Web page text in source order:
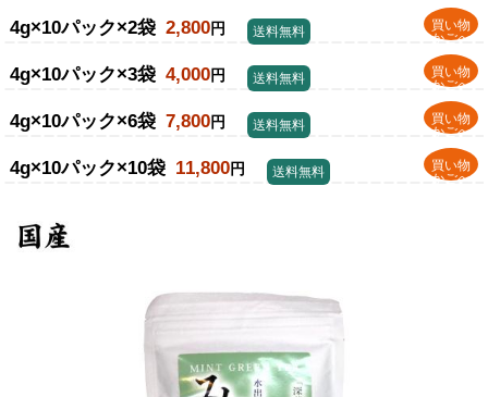
4g×10パック×2袋 2,800円
買い物
かごへ
送料無料
4g×10パック×3袋 4,000円
買い物
かごへ
送料無料
4g×10パック×6袋 7,800円
買い物
かごへ
送料無料
4g×10パック×10袋 11,800円
買い物
かごへ
送料無料